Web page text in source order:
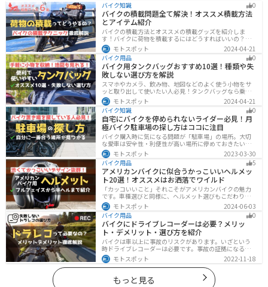
バイク知識 0
バイクの積載問題全て解決！オススメ積載方法
とアイテム紹介
バイクの積載方法とオススメの積載グッズを紹介しま
す！バイクに荷物を積載するにはどうすればいいの？と
いう疑問はこれで解決！通勤や日帰りツーリング、キャ
ンプツーリングなど用途別にオススメの積載方法を解説
します！オススメの積載アイテムも紹介するので、バイ
クの積載に悩んでいる方は参考にしてください。
モトスポット
2024-04-21
バイク用品
0
バイク用タンクバッグおすすめ10選！種類や失
敗しない選び方を解説
スマホやカメラ、飲み物、地図などのよく使う小物をサ
ッと取り出して使いたい人必見！タンクバッグなら乗車
中でも簡単に荷物を確認できます。脱着もマグネットや
吸盤でつけるだけで非常に簡単、しっかり固定したい人
はベルトを使うこともできます。
モトスポット
2024-04-21
バイク知識
0
自宅にバイクを停められないライダー必見！月
極バイク駐車場の探し方はココに注目
バイク購入時に気になる問題が「駐車場」の場所。大切
な愛車は安全性・利便性が高い場所に停めておきたいで
すよね？ 当記事ではそんな駐車場選びについて解説して
います。すでにバイクを持っていて、新しい駐車場を探
している人もぜひ参考にしてくださいね。
モトスポット
2023-03-30
バイク用品
5
アメリカンバイクに似合うかっこいいヘルメッ
ト20選！オススメはお洒落でワイルド
「カッコいいこと」それこそがアメリカンバイクの魅力
です。車種選びと同様に、ヘルメット選びもこだわりた
いところですよね。アメリカンバイクの魅力をもっと引
き立ててくれるオススメのヘルメットを紹介します。
モトスポット
2024-06-03
バイク用品
0
バイクにドライブレコーダーは必要？メリッ
ト・デメリット・選び方を紹介
バイクは車以上に事故のリスクがあります。いざという
時ドライブレコーダーは必要です。事故の証拠になるの
はもちろん、ツーリングの記録など多数のメリットがあ
ります。ドライブレコーダーのメリットデメリット、選
び方についてまとめました。付けようか悩んでいる人は
参考にしてください。
モトスポット 2022-11-18
もっと見る